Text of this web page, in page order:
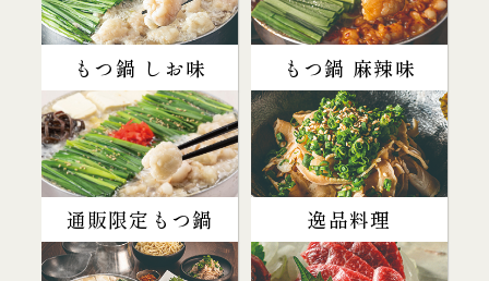
もつ鍋 しお味 もつ鍋 麻辣味
通販限定もつ鍋 逸品料理